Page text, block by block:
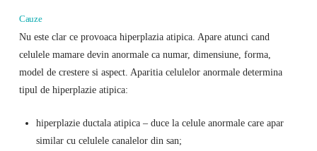
Cauze
Nu este clar ce provoaca hiperplazia atipica. Apare atunci cand
celulele mamare devin anormale ca numar, dimensiune, forma,
model de crestere si aspect. Aparitia celulelor anormale determina
tipul de hiperplazie atipica:
hiperplazie ductala atipica – duce la celule anormale care apar
similar cu celulele canalelor din san;